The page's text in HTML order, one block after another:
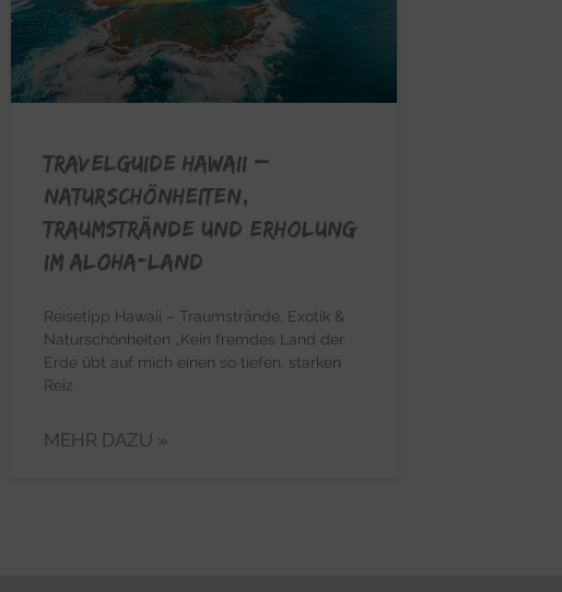
TRAVELGUIDE HAWAII –
Naturschönheiten,
Traumstrände und Erholung
im Aloha-Land
Reisetipp Hawaii – Traumstrände, Exotik &
Naturschönheiten „Kein fremdes Land der
Erde übt auf mich einen so tiefen, starken
Reiz
MEHR DAZU »